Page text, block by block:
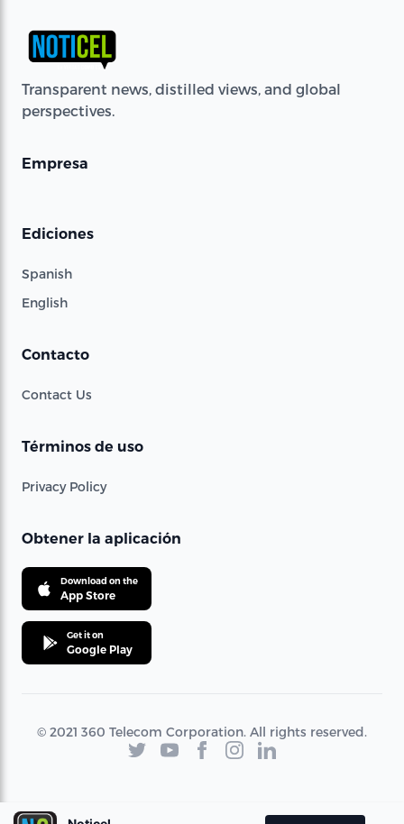
Transparent news, distilled views, and global
perspectives.
Empresa
Ediciones
Spanish
English
Contacto
Contact Us
Términos de uso
Privacy Policy
Obtener la aplicación
Download on the
App Store
Get it on
Google Play
© 2021 360 Telecom Corporation. All rights reserved.